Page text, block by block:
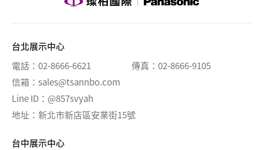
台北展示中心
電話
02-8666-6621 傳真
02-8666-9105
信箱
sales@tsannbo.com
Line ID
@857svyah
地址
新北市新店區安業街15號
台中展示中心